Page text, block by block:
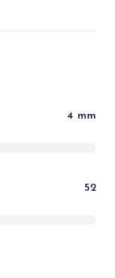
4 mm
52